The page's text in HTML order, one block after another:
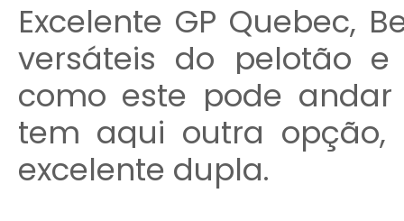
Excelente GP Quebec,
versáteis do pelotão
como este pode
tem aqui outra opção,
excelente dupla.